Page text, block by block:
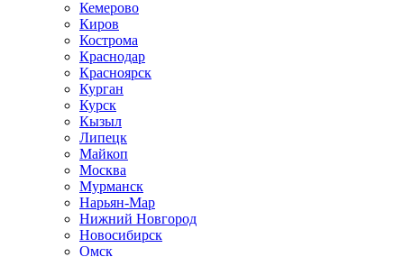
Кемерово
Киров
Кострома
Краснодар
Красноярск
Курган
Курск
Кызыл
Липецк
Майкоп
Москва
Мурманск
Нарьян-Мар
Нижний Новгород
Новосибирск
Омск